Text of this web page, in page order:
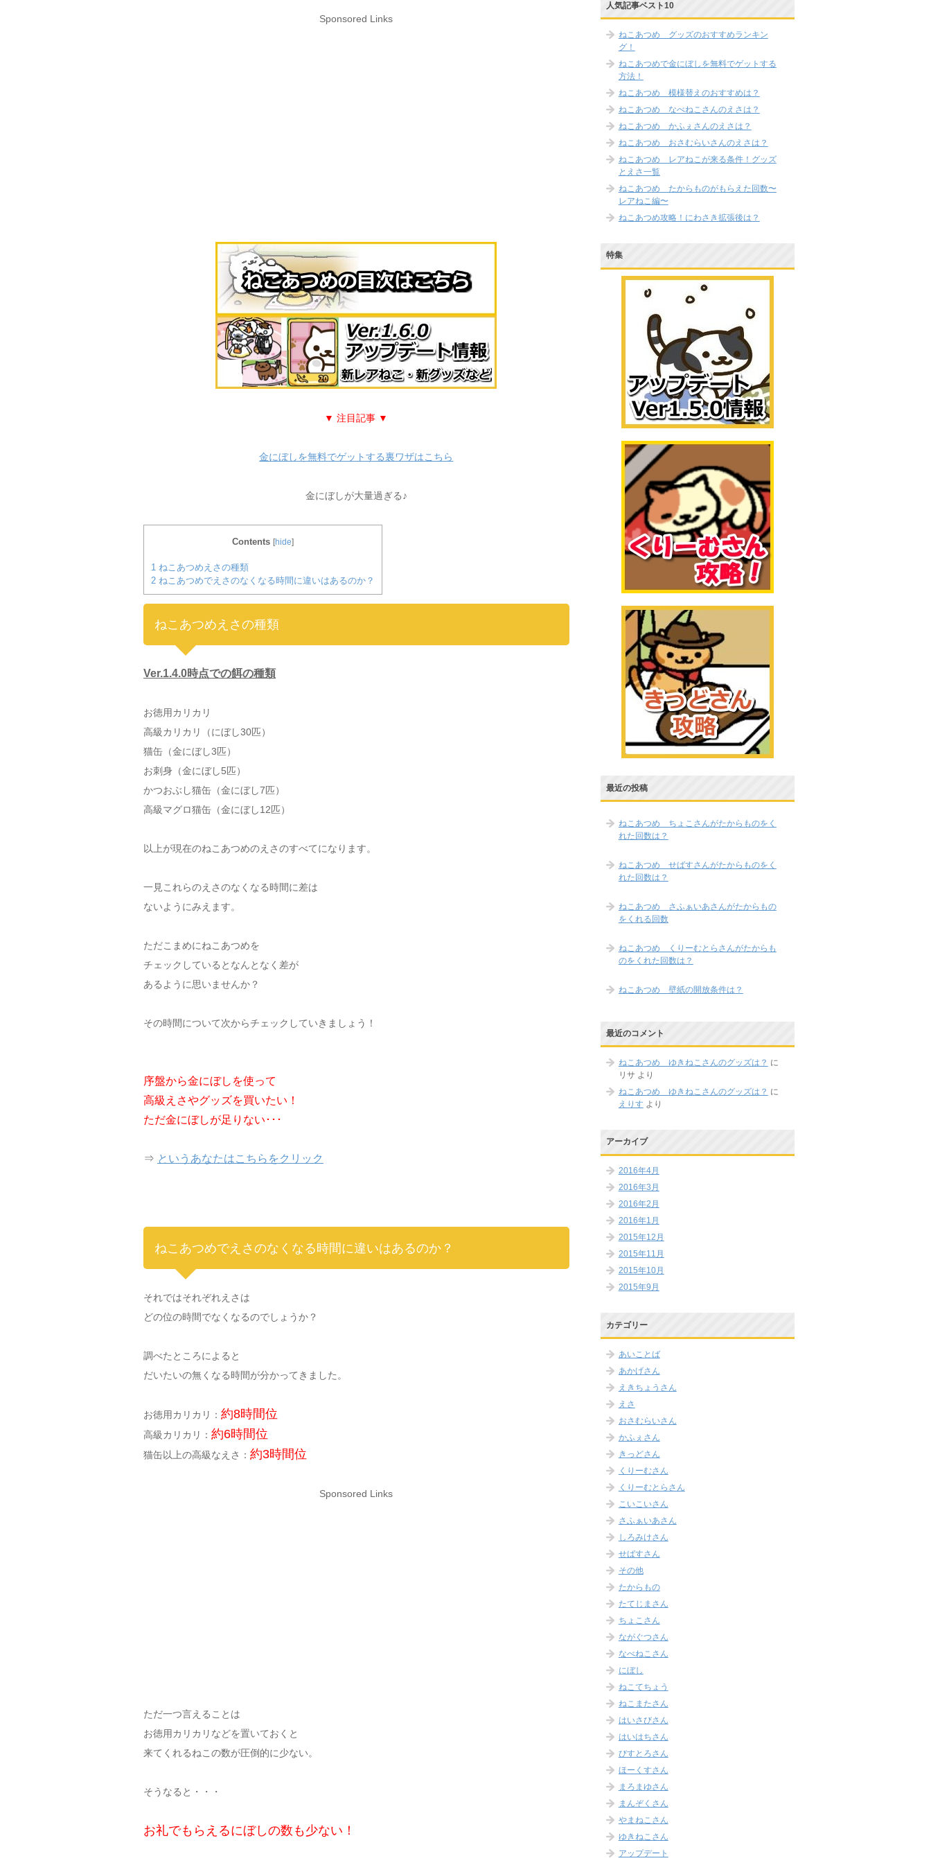
Sponsored Links
▼ 注目記事 ▼
金にぼしを無料でゲットする裏ワザはこちら
金にぼしが大量過ぎる♪
Contents [hide]
1 ねこあつめえさの種類
2 ねこあつめでえさのなくなる時間に違いはあるのか？
ねこあつめえさの種類
Ver.1.4.0時点での餌の種類
お徳用カリカリ
高級カリカリ（にぼし30匹）
猫缶（金にぼし3匹）
お刺身（金にぼし5匹）
かつおぶし猫缶（金にぼし7匹）
高級マグロ猫缶（金にぼし12匹）
以上が現在のねこあつめのえさのすべてになります。
一見これらのえさのなくなる時間に差は
ないようにみえます。
ただこまめにねこあつめを
チェックしているとなんとなく差が
あるように思いませんか？
その時間について次からチェックしていきましょう！
序盤から金にぼしを使って
高級えさやグッズを買いたい！
ただ金にぼしが足りない･･･
⇒ というあなたはこちらをクリック
ねこあつめでえさのなくなる時間に違いはあるのか？
それではそれぞれえさは
どの位の時間でなくなるのでしょうか？
調べたところによると
だいたいの無くなる時間が分かってきました。
お徳用カリカリ： 約8時間位
高級カリカリ： 約6時間位
猫缶以上の高級なえさ： 約3時間位
Sponsored Links
ただ一つ言えることは
お徳用カリカリなどを置いておくと
来てくれるねこの数が圧倒的に少ない。
そうなると・・・
お礼でもらえるにぼしの数も少ない！
人気記事ベスト10
ねこあつめ グッズのおすすめランキン
グ！
ねこあつめで金にぼしを無料でゲットする
方法！
ねこあつめ 模様替えのおすすめは？
ねこあつめ なべねこさんのえさは？
ねこあつめ かふぇさんのえさは？
ねこあつめ おさむらいさんのえさは？
ねこあつめ レアねこが来る条件！グッズ
とえさ一覧
ねこあつめ たからものがもらえた回数〜
レアねこ編〜
ねこあつめ攻略！にわさき拡張後は？
特集
最近の投稿
ねこあつめ ちょこさんがたからものをく
れた回数は？
ねこあつめ せばすさんがたからものをく
れた回数は？
ねこあつめ さふぁいあさんがたからもの
をくれる回数
ねこあつめ くりーむとらさんがたからも
のをくれた回数は？
ねこあつめ 壁紙の開放条件は？
最近のコメント
ねこあつめ ゆきねこさんのグッズは？ に
リサより
ねこあつめ ゆきねこさんのグッズは？ に
えりす より
アーカイブ
2016年4月
2016年3月
2016年2月
2016年1月
2015年12月
2015年11月
2015年10月
2015年9月
カテゴリー
あいことば
あかげさん
えきちょうさん
えさ
おさむらいさん
かふぇさん
きっどさん
くりーむさん
くりーむとらさん
こいこいさん
さふぁいあさん
しろみけさん
せばすさん
その他
たからもの
たてじまさん
ちょこさん
ながぐつさん
なべねこさん
にぼし
ねこてちょう
ねこまたさん
はいさびさん
はいはちさん
びすとろさん
ほーくすさん
まろまゆさん
まんぞくさん
やまねこさん
ゆきねこさん
アップデート